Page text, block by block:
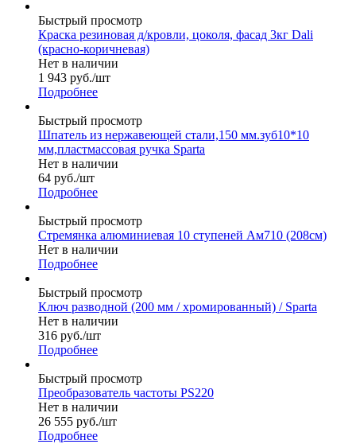
Быстрый просмотр
Краска резиновая д/кровли, цоколя, фасад 3кг Dali
(красно-коричневая)
Нет в наличии
1 943 руб./шт
Подробнее
Быстрый просмотр
Шпатель из нержавеющей стали,150 мм.зуб10*10
мм,пластмассовая ручка Sparta
Нет в наличии
64 руб./шт
Подробнее
Быстрый просмотр
Стремянка алюминиевая 10 ступеней Ам710 (208см)
Нет в наличии
Подробнее
Быстрый просмотр
Ключ разводной (200 мм / хромированный) / Sparta
Нет в наличии
316 руб./шт
Подробнее
Быстрый просмотр
Преобразователь частоты PS220
Нет в наличии
26 555 руб./шт
Подробнее